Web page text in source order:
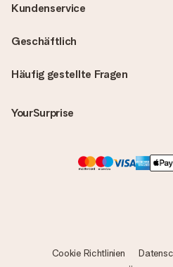
Häufig gestellte Fragen
YourSurprise
Kundenservice
Geschäftlich
Cookie Richtlinien